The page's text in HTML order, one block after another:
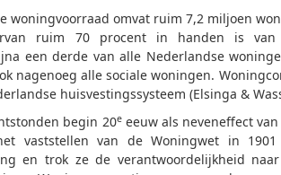
woningvoorraad omvat ruim 7,2 miljoen
ruim 70 procent in handen is
een derde van alle Nederlandse
nagenoeg alle sociale woningen.
huisvestingssysteem (Elsinga &
begin 20eeeuw als neveneffect
vaststellen van de Woningwet in
en trok ze de verantwoordelijkheid